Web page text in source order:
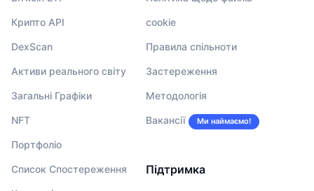
Крипто API
DexScan
Активи реального світу
Загальні Графіки
NFT
Портфоліо
Список Спостереження
cookie
Правила спільноти
Застереження
Методологія
Вакансії Ми наймаємо!
Підтримка